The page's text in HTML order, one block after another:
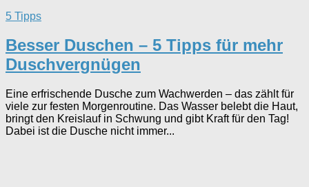
5 Tipps
Besser Duschen – 5 Tipps für mehr
Duschvergnügen
Eine erfrischende Dusche zum Wachwerden – das zählt für
viele zur festen Morgenroutine. Das Wasser belebt die Haut,
bringt den Kreislauf in Schwung und gibt Kraft für den Tag!
Dabei ist die Dusche nicht immer...